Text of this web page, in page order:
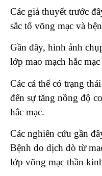
Các giả thuyết trước
sắc tố võng mạc và
Gần đây, hình ảnh
lớp mao mạch hắc
Các cá thể có trạng
đến sự tăng nồng độ
hắc mạc.
Các nghiên cứu gần
Bệnh do dịch dò từ
lớp võng mạc thần